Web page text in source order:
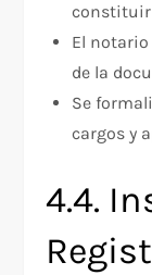
constituir
El
de la
Se
cargos y
4.4.